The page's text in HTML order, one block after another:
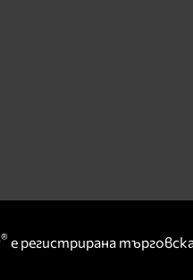
® е регистрирана